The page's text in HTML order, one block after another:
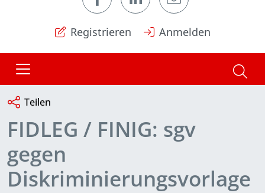
Registrieren Anmelden
Teilen
FIDLEG / FINIG: sgv
gegen
Diskriminierungsvorlage